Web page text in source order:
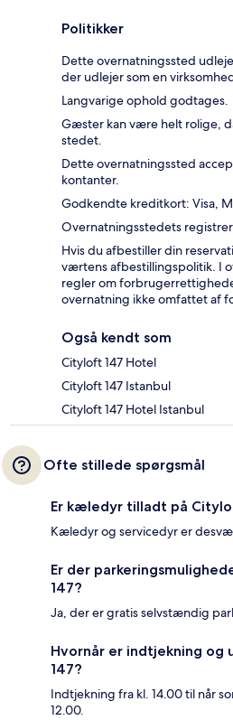
Politikker
Dette overnatningssted
der udlejer som en
Langvarige ophold godtages.
Gæster kan være helt rolige,
stedet.
Dette overnatningssted
kontanter.
Godkendte kreditkort: Visa,
Overnatningsstedets
Hvis du afbestiller din
værtens afbestillingspolitik. I
regler om
overnatning ikke omfattet af
Også kendt som
Cityloft 147 Hotel
Cityloft 147 Istanbul
Cityloft 147 Hotel Istanbul
Ofte stillede spørgsmål
Er kæledyr tilladt på
Kæledyr og servicedyr er
Er der
147?
Ja, der er gratis selvstændig
Hvornår er indtjekning og
147?
Indtjekning fra kl. 14.00 til når
12.00.